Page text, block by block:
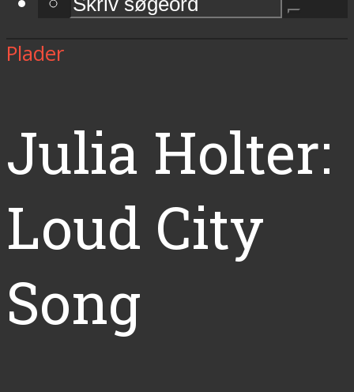
Plader
Julia Holter:
Loud City
Song